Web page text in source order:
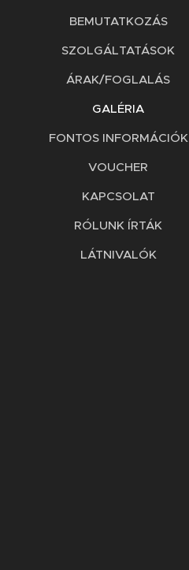
BEMUTATKOZÁS
SZOLGÁLTATÁSOK
ÁRAK/FOGLALÁS
GALÉRIA
FONTOS INFORMÁCIÓK
VOUCHER
KAPCSOLAT
RÓLUNK ÍRTÁK
LÁTNIVALÓK